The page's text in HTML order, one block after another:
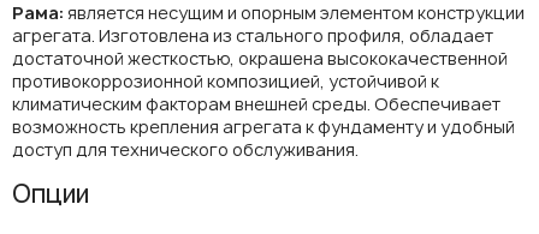
Рама: является несущим и опорным элементом конструкции
агрегата. Изготовлена из стального профиля, обладает
достаточной жесткостью, окрашена высококачественной
противокоррозионной композицией, устойчивой к
климатическим факторам внешней среды. Обеспечивает
возможность крепления агрегата к фундаменту и удобный
доступ для технического обслуживания.
Опции